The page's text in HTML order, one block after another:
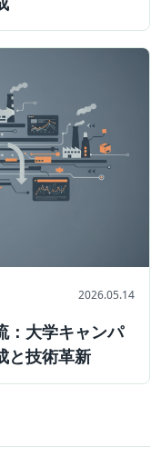
2026.05.14
：大学キャンパ
と技術革新